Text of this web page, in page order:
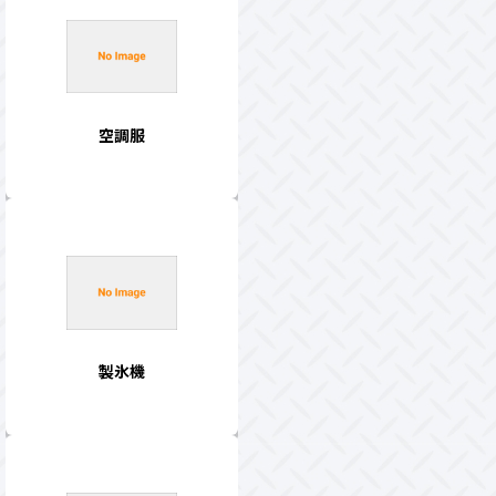
空調服
製氷機